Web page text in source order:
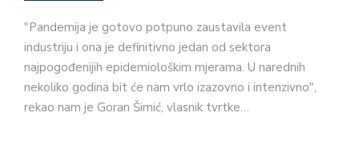
"Pandemija je gotovo potpuno zaustavila event
industriju i ona je definitivno jedan od sektora
najpogođenijih epidemiološkim mjerama. U narednih
nekoliko godina bit će nam vrlo izazovno i intenzivno",
rekao nam je Goran Šimić, vlasnik tvrtke…